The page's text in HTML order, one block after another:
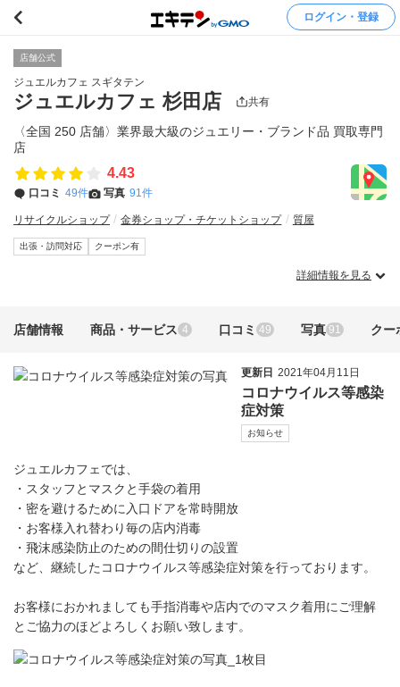
ログイン・登録
店舗公式
ジュエルカフェ スギタテン
ジュエルカフェ 杉田店 共有
〈全国 250 店舗〉業界最大級のジュエリー・ブランド品 買取専門
店
4.43
口コミ 49件 写真 91件
リサイクルショップ 金券ショップ・チケットショップ 質屋
出張・訪問対応 クーポン有
詳細情報を見る
店舗情報 商品・サービス 4 口コミ 49 写真 91 クー
更新日 2021年04月11日
コロナウイルス等感染
症対策
お知らせ
ジュエルカフェでは、
・スタッフとマスクと手袋の着用
・密を避けるために入口ドアを常時開放
・お客様入れ替わり毎の店内消毒
・飛沫感染防止のための間仕切りの設置
など、継続したコロナウイルス等感染症対策を行っております。
お客様におかれましても手指消毒や店内でのマスク着用にご理解
とご協力のほどよろしくお願い致します。